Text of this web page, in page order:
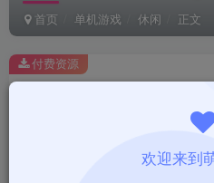
首页 单机游戏 休闲 正文
此内容为付费资源，请付费后查看
￥
付费资源
欢迎来到